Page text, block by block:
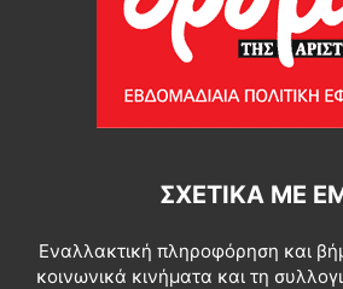
ΣΧΕΤΙΚΆ ΜΕ
Εναλλακτική πληροφόρηση και
κοινωνικά κινήματα και τη